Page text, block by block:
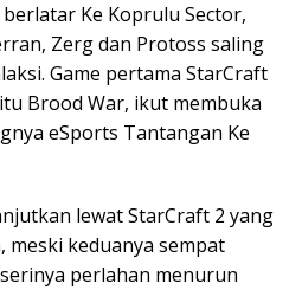
Ke Koprulu Sector,
Zerg dan Protoss saling
Game pertama StarCraft
Brood War, ikut membuka
eSports Tantangan Ke
lewat StarCraft 2 yang
meski keduanya sempat
perlahan menurun